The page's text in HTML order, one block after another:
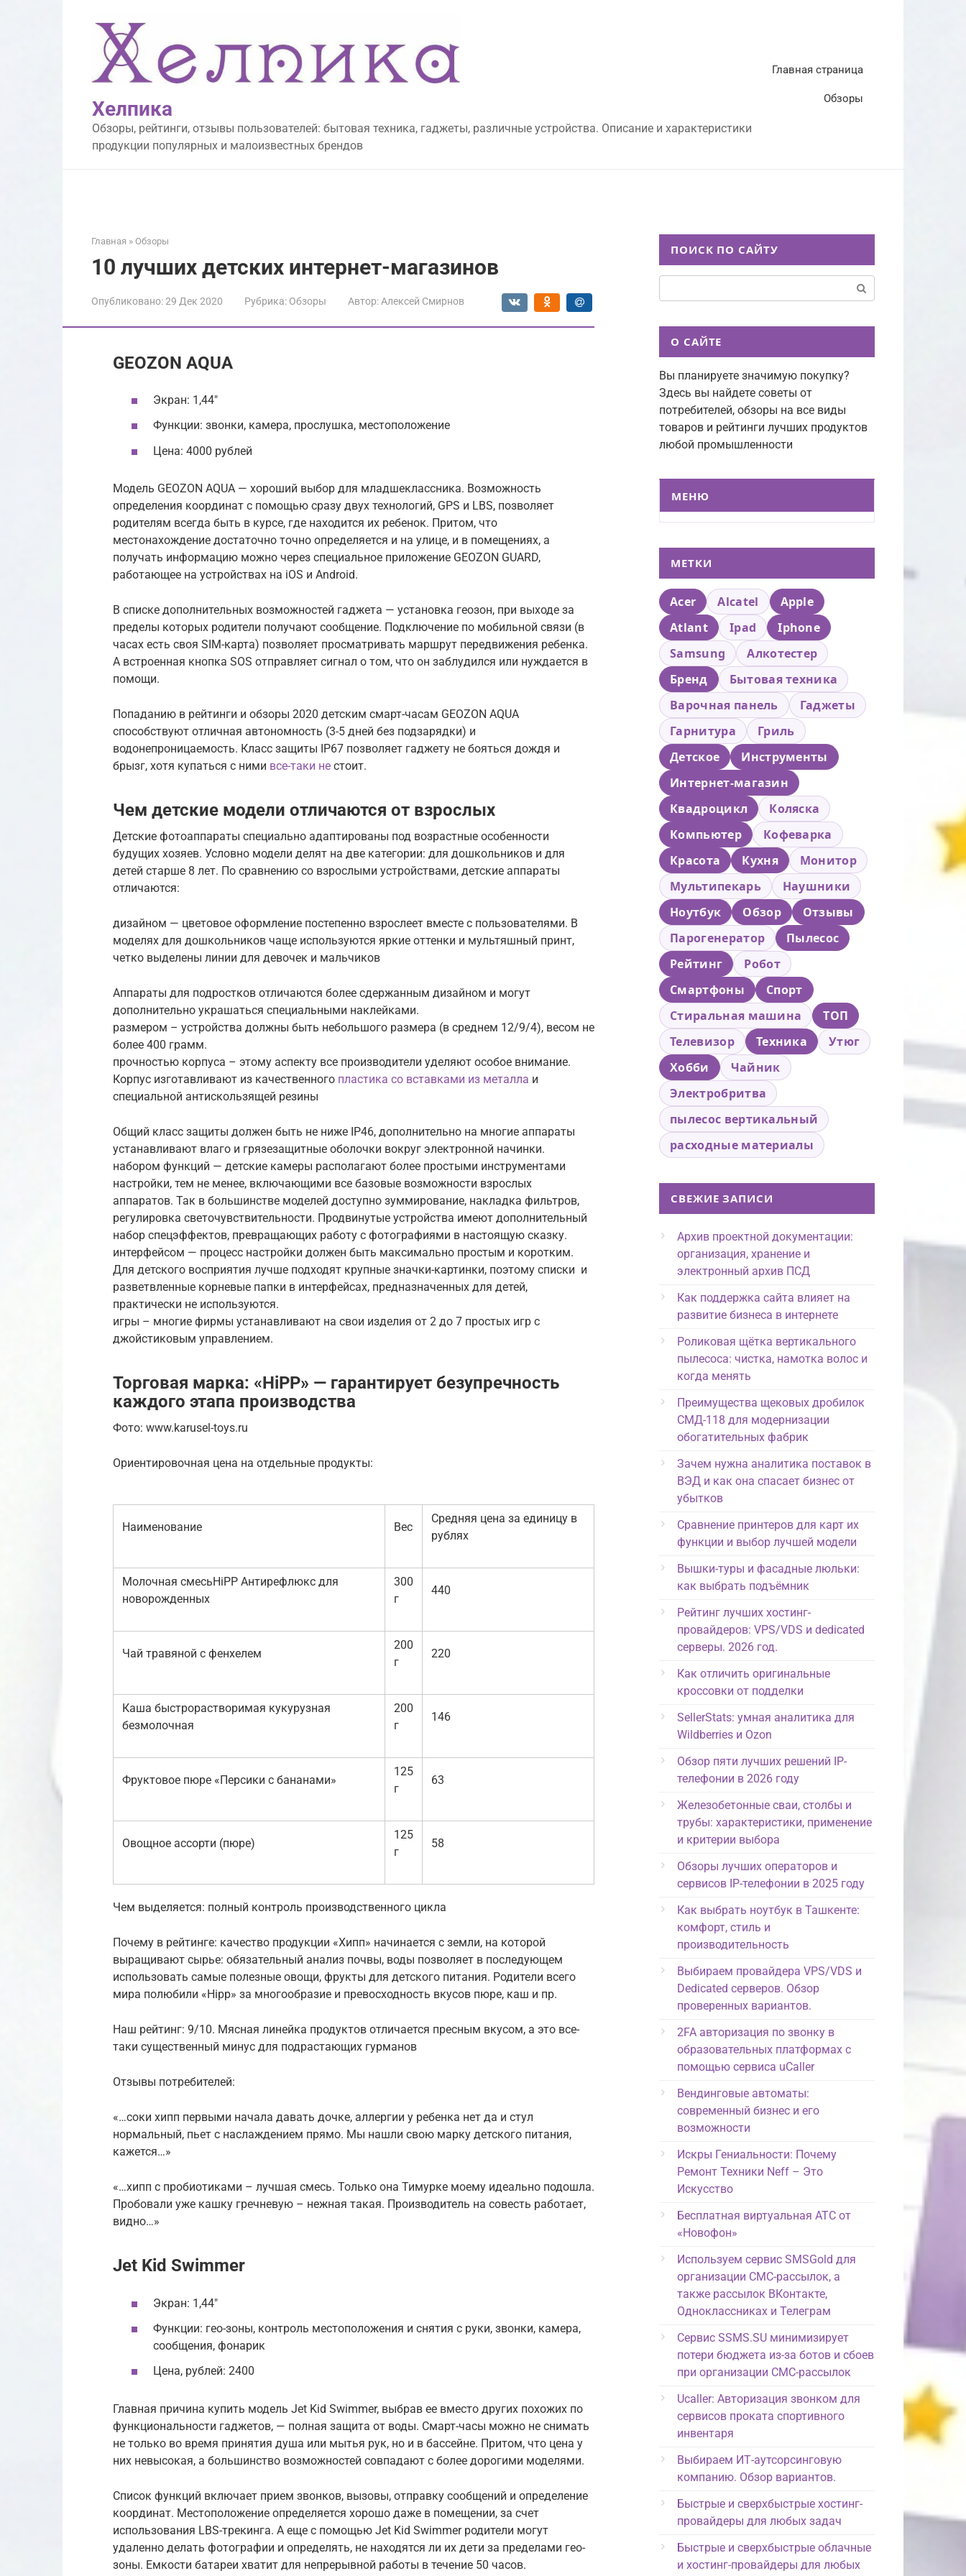
Хелпика
Обзоры, рейтинги, отзывы пользователей: бытовая техника, гаджеты, различные устройства. Описание и характеристики
продукции популярных и малоизвестных брендов
Главная страница
Обзоры
Главная » Обзоры
10 лучших детских интернет-магазинов
Опубликовано:29 Дек 2020 Рубрика: Обзоры Автор: Алексей Смирнов
GEOZON AQUA
Экран: 1,44″
Функции: звонки, камера, прослушка, местоположение
Цена: 4000 рублей
Модель GEOZON AQUA — хороший выбор для младшеклассника. Возможность
определения координат с помощью сразу двух технологий, GPS и LBS, позволяет
родителям всегда быть в курсе, где находится их ребенок. Притом, что
местонахождение достаточно точно определяется и на улице, и в помещениях, а
получать информацию можно через специальное приложение GEOZON GUARD,
работающее на устройствах на iOS и Android.
В списке дополнительных возможностей гаджета — установка геозон, при выходе за
пределы которых родители получают сообщение. Подключение по мобильной связи (в
часах есть своя SIM-карта) позволяет просматривать маршрут передвижения ребенка.
А встроенная кнопка SOS отправляет сигнал о том, что он заблудился или нуждается в
помощи.
Попаданию в рейтинги и обзоры 2020 детским смарт-часам GEOZON AQUA
способствуют отличная автономность (3-5 дней без подзарядки) и
водонепроницаемость. Класс защиты IP67 позволяет гаджету не бояться дождя и
брызг, хотя купаться с ними все-таки не стоит.
Чем детские модели отличаются от взрослых
Детские фотоаппараты специально адаптированы под возрастные особенности
будущих хозяев. Условно модели делят на две категории: для дошкольников и для
детей старше 8 лет. По сравнению со взрослыми устройствами, детские аппараты
отличаются:
дизайном — цветовое оформление постепенно взрослеет вместе с пользователями. В
моделях для дошкольников чаще используются яркие оттенки и мультяшный принт,
четко выделены линии для девочек и мальчиков
Аппараты для подростков отличаются более сдержанным дизайном и могут
дополнительно украшаться специальными наклейками.
размером – устройства должны быть небольшого размера (в среднем 12/9/4), весом не
более 400 грамм.
прочностью корпуса – этому аспекту все производители уделяют особое внимание.
Корпус изготавливают из качественного пластика со вставками из металла и
специальной антискользящей резины
Общий класс защиты должен быть не ниже IP46, дополнительно на многие аппараты
устанавливают влаго и грязезащитные оболочки вокруг электронной начинки.
набором функций — детские камеры располагают более простыми инструментами
настройки, тем не менее, включающими все базовые возможности взрослых
аппаратов. Так в большинстве моделей доступно зуммирование, накладка фильтров,
регулировка светочувствительности. Продвинутые устройства имеют дополнительный
набор спецэффектов, превращающих работу с фотографиями в настоящую сказку.
интерфейсом — процесс настройки должен быть максимально простым и коротким.
Для детского восприятия лучше подходят крупные значки-картинки, поэтому списки и
разветвленные корневые папки в интерфейсах, предназначенных для детей,
практически не используются.
игры – многие фирмы устанавливают на свои изделия от 2 до 7 простых игр с
джойстиковым управлением.
Торговая марка: «HiPP» — гарантирует безупречность
каждого этапа производства
Фото: www.karusel-toys.ru
Ориентировочная цена на отдельные продукты:
Наименование Вес
Средняя цена за единицу в
рублях
Молочная смесьHiPP Антирефлюкс для
новорожденных
300
г
440
Чай травяной с фенхелем
200
г
220
Каша быстрорастворимая кукурузная
безмолочная
200
г
146
Фруктовое пюре «Персики с бананами»
125
г
63
Овощное ассорти (пюре)
125
г
58
Чем выделяется: полный контроль производственного цикла
Почему в рейтинге: качество продукции «Хипп» начинается с земли, на которой
выращивают сырье: обязательный анализ почвы, воды позволяет в последующем
использовать самые полезные овощи, фрукты для детского питания. Родители всего
мира полюбили «Hipp» за многообразие и превосходность вкусов пюре, каш и пр.
Наш рейтинг: 9/10. Мясная линейка продуктов отличается пресным вкусом, а это все-
таки существенный минус для подрастающих гурманов
Отзывы потребителей:
«…соки хипп первыми начала давать дочке, аллергии у ребенка нет да и стул
нормальный, пьет с наслаждением прямо. Мы нашли свою марку детского питания,
кажется…»
«…хипп с пробиотиками – лучшая смесь. Только она Тимурке моему идеально подошла.
Пробовали уже кашку гречневую – нежная такая. Производитель на совесть работает,
видно…»
Jet Kid Swimmer
Экран: 1,44″
Функции: гео-зоны, контроль местоположения и снятия с руки, звонки, камера,
сообщения, фонарик
Цена, рублей: 2400
Главная причина купить модель Jet Kid Swimmer, выбрав ее вместо других похожих по
функциональности гаджетов, — полная защита от воды. Смарт-часы можно не снимать
не только во время принятия душа или мытья рук, но и в бассейне. Притом, что цена у
них невысокая, а большинство возможностей совпадают с более дорогими моделями.
Список функций включает прием звонков, вызовы, отправку сообщений и определение
координат. Местоположение определяется хорошо даже в помещении, за счет
использования LBS-трекинга. А еще с помощью Jet Kid Swimmer родители могут
удаленно делать фотографии и определять, не находятся ли их дети за пределами гео-
зоны. Емкости батареи хватит для непрерывной работы в течение 50 часов.
ПОИСК ПО САЙТУ
О САЙТЕ
Вы планируете значимую покупку?
Здесь вы найдете советы от
потребителей, обзоры на все виды
товаров и рейтинги лучших продуктов
любой промышленности
МЕНЮ
МЕТКИ
Acer Alcatel
Apple
Atlant
Ipad
Iphone
Samsung
Алкотестер
Бренд
Бытовая техника
Варочная панель
Гаджеты
Гарнитура
Гриль
Детское
Инструменты
Интернет-магазин
Квадроцикл
Коляска
Компьютер
Кофеварка
Красота
Кухня
Монитор
Мультипекарь
Наушники
Ноутбук
Обзор
Отзывы
Парогенератор
Пылесос
Рейтинг
Робот
Смартфоны
Спорт
Стиральная машина
ТОП
Телевизор
Техника
Утюг
Хобби
Чайник
Электробритва
пылесос вертикальный
расходные материалы
СВЕЖИЕ ЗАПИСИ
Архив проектной документации:
организация, хранение и
электронный архив ПСД
Как поддержка сайта влияет на
развитие бизнеса в интернете
Роликовая щётка вертикального
пылесоса: чистка, намотка волос и
когда менять
Преимущества щековых дробилок
СМД-118 для модернизации
обогатительных фабрик
Зачем нужна аналитика поставок в
ВЭД и как она спасает бизнес от
убытков
Сравнение принтеров для карт их
функции и выбор лучшей модели
Вышки-туры и фасадные люльки:
как выбрать подъёмник
Рейтинг лучших хостинг-
провайдеров: VPS/VDS и dedicated
серверы. 2026 год.
Как отличить оригинальные
кроссовки от подделки
SellerStats: умная аналитика для
Wildberries и Ozon
Обзор пяти лучших решений IP-
телефонии в 2026 году
Железобетонные сваи, столбы и
трубы: характеристики, применение
и критерии выбора
Обзоры лучших операторов и
сервисов IP-телефонии в 2025 году
Как выбрать ноутбук в Ташкенте:
комфорт, стиль и
производительность
Выбираем провайдера VPS/VDS и
Dedicated серверов. Обзор
проверенных вариантов.
2FA авторизация по звонку в
образовательных платформах с
помощью сервиса uCaller
Вендинговые автоматы:
современный бизнес и его
возможности
Искры Гениальности: Почему
Ремонт Техники Neff – Это
Искусство
Бесплатная виртуальная АТС от
«Новофон»
Используем сервис SMSGold для
организации СМС-рассылок, а
также рассылок ВКонтакте,
Одноклассниках и Телеграм
Сервис SSMS.SU минимизирует
потери бюджета из-за ботов и сбоев
при организации СМС-рассылок
Ucaller: Авторизация звонком для
сервисов проката спортивного
инвентаря
Выбираем ИТ-аутсорсинговую
компанию. Обзор вариантов.
Быстрые и сверхбыстрые хостинг-
провайдеры для любых задач
Быстрые и сверхбыстрые облачные
и хостинг-провайдеры для любых